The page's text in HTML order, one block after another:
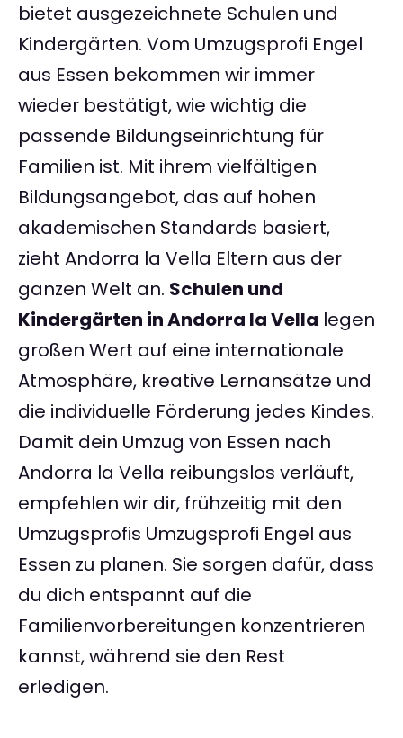
bietet ausgezeichnete Schulen und
Kindergärten. Vom Umzugsprofi Engel
aus Essen bekommen wir immer
wieder bestätigt, wie wichtig die
passende Bildungseinrichtung für
Familien ist. Mit ihrem vielfältigen
Bildungsangebot, das auf hohen
akademischen Standards basiert,
zieht Andorra la Vella Eltern aus der
ganzen Welt an. Schulen und
Kindergärten in Andorra la Vella legen
großen Wert auf eine internationale
Atmosphäre, kreative Lernansätze und
die individuelle Förderung jedes Kindes.
Damit dein Umzug von Essen nach
Andorra la Vella reibungslos verläuft,
empfehlen wir dir, frühzeitig mit den
Umzugsprofis Umzugsprofi Engel aus
Essen zu planen. Sie sorgen dafür, dass
du dich entspannt auf die
Familienvorbereitungen konzentrieren
kannst, während sie den Rest
erledigen.